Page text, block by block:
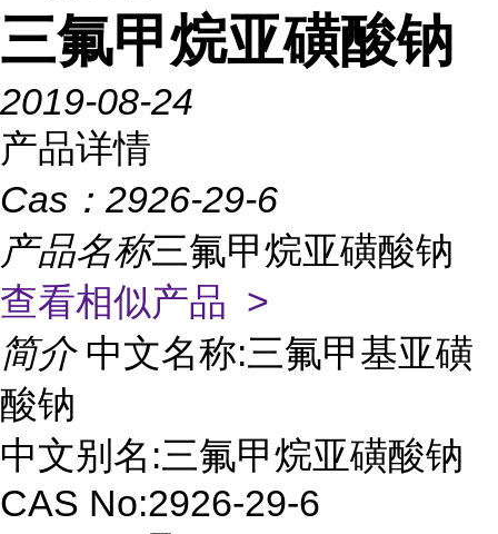
三氟甲烷亚磺酸钠
2019-08-24
产品详情
Cas： 2926-29-6
产品名称三氟甲烷亚磺酸钠
查看相似产品 >
简介 中文名称:三氟甲基亚磺
酸钠
中文别名:三氟甲烷亚磺酸钠
CAS No:2926-29-6